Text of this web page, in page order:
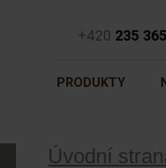
+420 235
PRODUKTY
Úvodní